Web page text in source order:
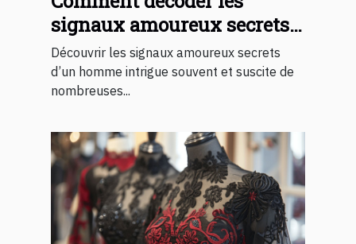
signaux amoureux secrets
d'un homme ?
Découvrir les signaux amoureux secrets
d’un homme intrigue souvent et suscite de
nombreuses...